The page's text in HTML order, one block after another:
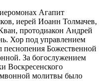
Агапит
иерей Иоанн Толмачев,
протодиакон Андрей
Хор под управлением
Божественной
За богослужением
Воскресенского
молитвы было